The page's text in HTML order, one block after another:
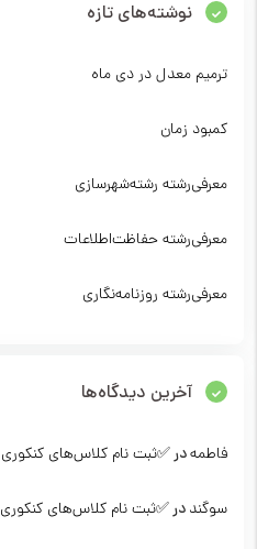
نوشته‌های تازه
ترمیم معدل در دی ماه
کمبود زمان
معرفی‌رشته‌ رشته‌شهرسازی
معرفی‌رشته‌ حفاظت‌اطلاعات
معرفی‌رشته‌ روزنامه‌نگاری
آخرین دیدگاه‌ها
فاطمهدر✅ثبت نام کلاس‌‌های کنکوری
سوگنددر✅ثبت نام کلاس‌‌های کنکوری